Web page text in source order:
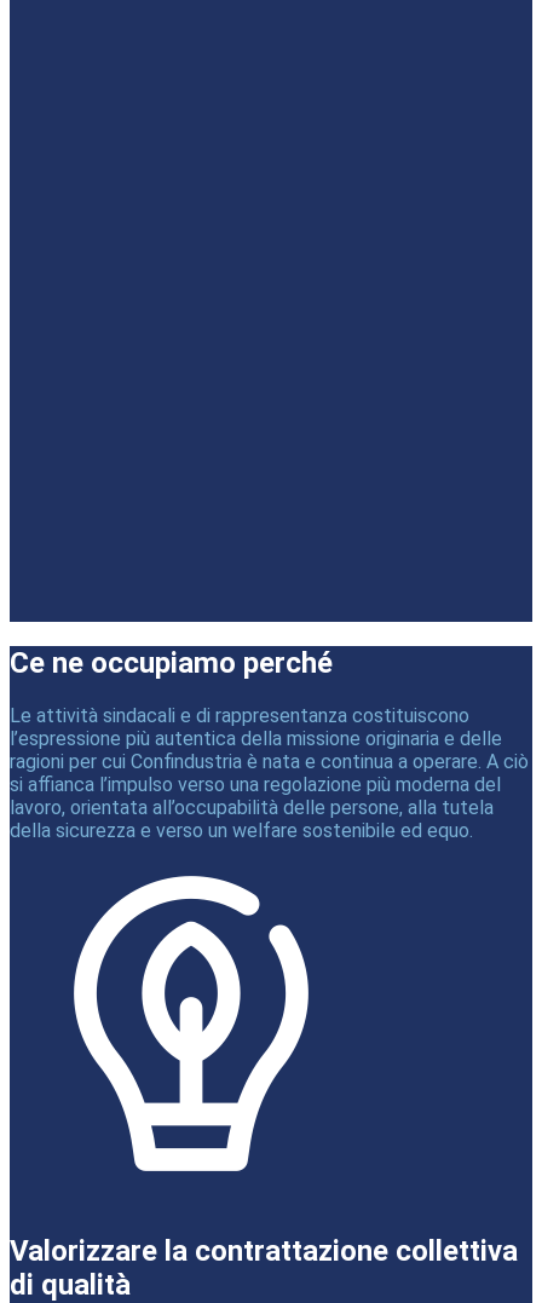
Ce ne occupiamo perché
Le attività sindacali e di rappresentanza costituiscono
l’espressione più autentica della missione originaria e delle
ragioni per cui Confindustria è nata e continua a operare. A ciò
si affianca l’impulso verso una regolazione più moderna del
lavoro, orientata all’occupabilità delle persone, alla tutela
della sicurezza e verso un welfare sostenibile ed equo.
Valorizzare la contrattazione collettiva
di qualità